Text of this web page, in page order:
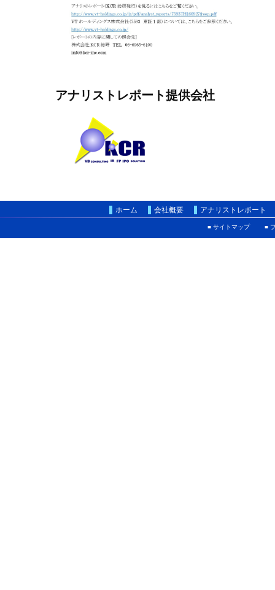
アナリストレポート提供会社
ホーム 会社概要 アナリストレポート
■
■ サイトマップ